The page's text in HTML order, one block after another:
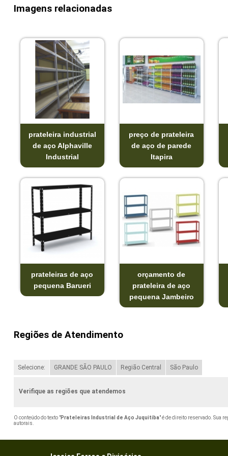
Imagens relacionadas
prateleira industrial
de aço Alphaville
Industrial
preço de prateleira
de aço de parede
Itapira
prateleiras de aço
pequena Barueri
orçamento de
prateleira de aço
pequena Jambeiro
Regiões de Atendimento
Selecione: GRANDE SÃO PAULO Região Central São Paulo
Verifique as regiões que atendemos
O conteúdo do texto "Prateleiras Industrial de Aço Juquitiba" é de direito reservado. Sua
autorais